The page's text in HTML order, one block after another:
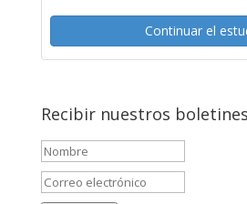
Continuar el
Recibir nuestros boletines